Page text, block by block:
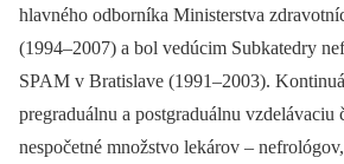
hlavného odborníka Ministerstva
(1994–2007) a bol vedúcim Subkatedry
SPAM v Bratislave (1991–2003).
pregraduálnu a postgraduálnu
nespočetné množstvo lekárov –⁠